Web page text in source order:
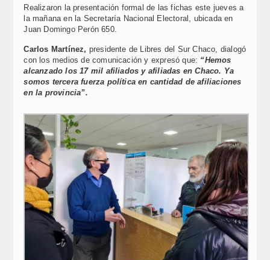
Realizaron la presentación formal de las fichas este jueves a
la mañana en la Secretaría Nacional Electoral, ubicada en
Juan Domingo Perón 650.
Carlos Martínez, presidente de Libres del Sur Chaco, dialogó
con los medios de comunicación y expresó que: “Hemos
alcanzado los 17 mil afiliados y afiliadas en Chaco. Ya
somos tercera fuerza política en cantidad de afiliaciones
en la provincia”.